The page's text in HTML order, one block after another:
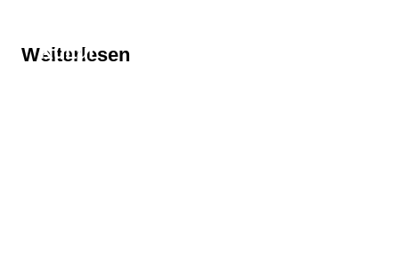
Weiterlesen
Kultur